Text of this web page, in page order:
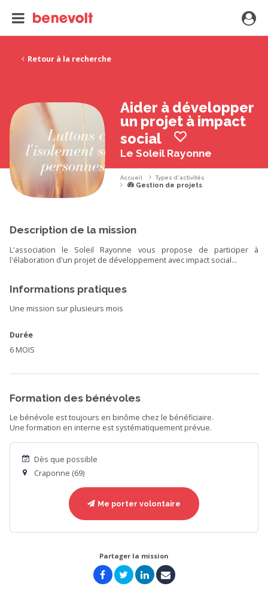
Retour à la recherche
Aider à développer
un projet à impact
social
Le Soleil Rayonne
Accueil Types d'activités
Gestion de projets
Description de la mission
L'association le Soleil Rayonne vous propose de participer à
l'élaboration d'un projet de développement avec impact social...
Informations pratiques
Une mission sur plusieurs mois
Durée
6 MOIS
Formation des bénévoles
Le bénévole est toujours en binôme chez le bénéficiaire.
Une formation en interne est systématiquement prévue.
Dès que possible
Craponne (69)
Me porter volontaire
Partager la mission